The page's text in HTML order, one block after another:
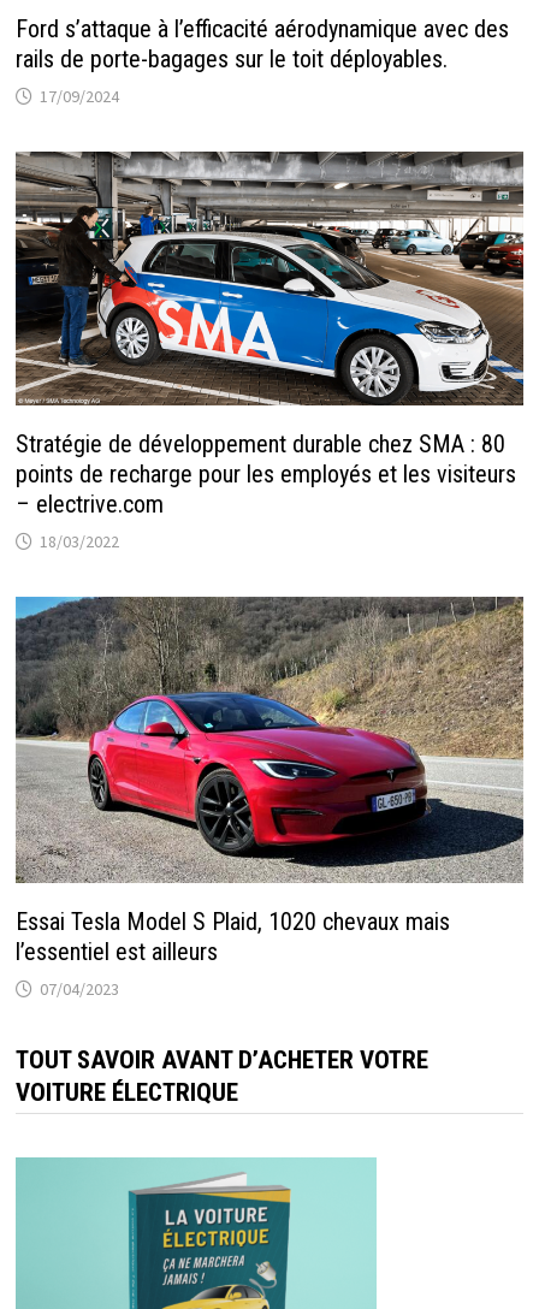
Ford s’attaque à l’efficacité aérodynamique avec des
rails de porte-bagages sur le toit déployables.
17/09/2024
Stratégie de développement durable chez SMA : 80
points de recharge pour les employés et les visiteurs
– electrive.com
18/03/2022
Essai Tesla Model S Plaid, 1020 chevaux mais
l’essentiel est ailleurs
07/04/2023
TOUT SAVOIR AVANT D’ACHETER VOTRE
VOITURE ÉLECTRIQUE